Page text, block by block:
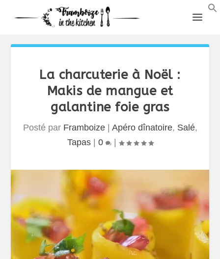
La charcuterie à Noël :
Makis de mangue et
galantine foie gras
Posté par Framboize| Apéro dînatoire, Salé,
Tapas| 0 |